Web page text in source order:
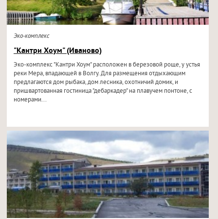
Эко-комплекс
"Кантри Хоум" (Иваново)
Эко-комплекс "Кантри Хоум" расположен в березовой роще, у устья
реки Мера, впадающей в Волгу. Для размещения отдыхающим
предлагаются дом рыбака, дом лесника, охотничий домик, и
пришвартованная гостиница "дебаркадер" на плавучем понтоне, с
номерами...